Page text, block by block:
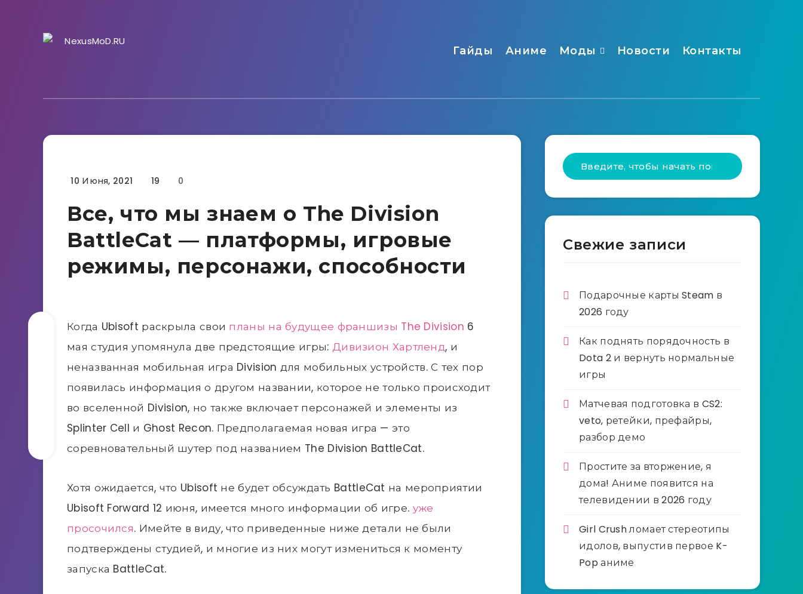
Гайды Аниме Моды Новости Контакты
Гайды
10 Июня, 2021 19 0
Все, что мы знаем о The Division
BattleCat — платформы, игровые
режимы, персонажи, способности
Когда Ubisoft раскрыла свои планы на будущее франшизы The Division 6
мая студия упомянула две предстоящие игры: Дивизион Хартленд, и
неназванная мобильная игра Division для мобильных устройств. С тех пор
появилась информация о другом названии, которое не только происходит
во вселенной Division, но также включает персонажей и элементы из
Splinter Cell и Ghost Recon. Предполагаемая новая игра — это
соревновательный шутер под названием The Division BattleCat.
Хотя ожидается, что Ubisoft не будет обсуждать BattleCat на мероприятии
Ubisoft Forward 12 июня, имеется много информации об игре. уже
просочился. Имейте в виду, что приведенные ниже детали не были
подтверждены студией, и многие из них могут измениться к моменту
запуска BattleCat.
Свежие записи
Подарочные карты Steam в
2026 году
Как поднять порядочность в
Dota 2 и вернуть нормальные
игры
Матчевая подготовка в CS2:
veto, ретейки, префайры,
разбор демо
Простите за вторжение, я
дома! Аниме появится на
телевидении в 2026 году
Girl Crush ломает стереотипы
идолов, выпустив первое K-
Pop аниме